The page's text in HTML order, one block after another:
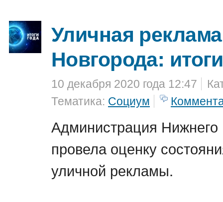
Уличная
Новгорода:
10 декабря 2020 года 12:47
Тематика: Социум
Администрация Нижнего
провела оценку
уличной рекламы.